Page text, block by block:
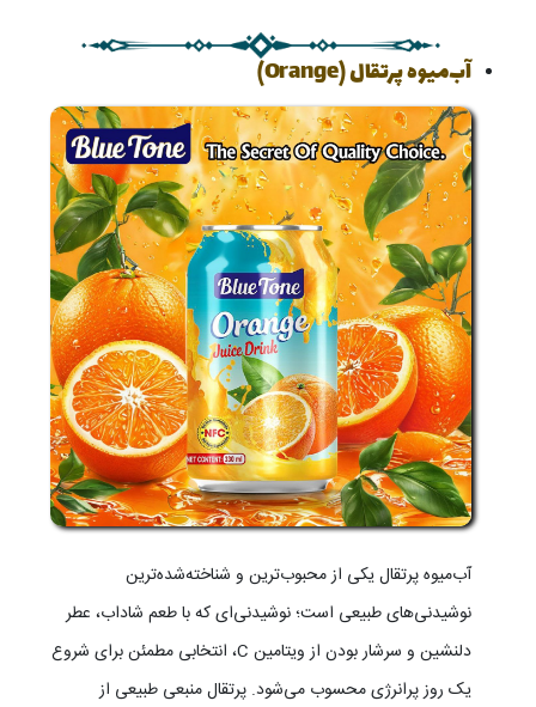
آب‌میوه پرتقال (Orange)
آب‌میوه پرتقال یکی از محبوب‌ترین و شناخته‌شده‌ترین
نوشیدنی‌های طبیعی است؛ نوشیدنی‌ای که با طعم شاداب، عطر
دلنشین و سرشار بودن از ویتامین C، انتخابی مطمئن برای شروع
یک روز پرانرژی محسوب می‌شود. پرتقال منبعی طبیعی از